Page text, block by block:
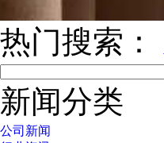
热门搜索：
新闻分类
公司新闻